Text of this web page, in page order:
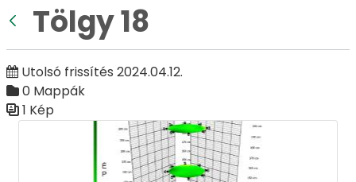
Tölgy 18
Utolsó frissítés 2024.04.12.
0 Mappák
1 Kép